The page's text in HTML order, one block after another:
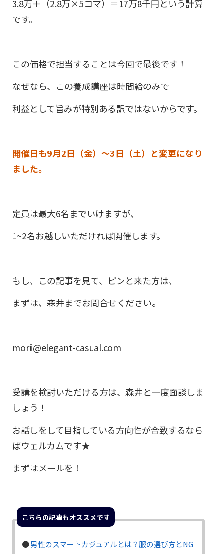
3.8万＋（2.8万×5コマ）＝17万8千円という計算
です。
この価格で担当することは今回で最後です！
なぜなら、この養成講座は時間給のみで
利益として旨みが特別ある訳ではないからです。
開催日も9月2日（金）～3日（土）と変更になり
ました。
定員は最大6名までいけますが、
1~2名お越しいただければ開催します。
もし、この記事を見て、ピンと来た方は、
まずは、森井までお問合せください。
morii@elegant-casual.com
受講を検討いただける方は、森井と一度面談しま
しょう！
お話しをして目指している方向性が合致するなら
ばウェルカムです★
まずはメールを！
こちらの記事もオススメです
●男性のスマートカジュアルとは？服の選び方とNG